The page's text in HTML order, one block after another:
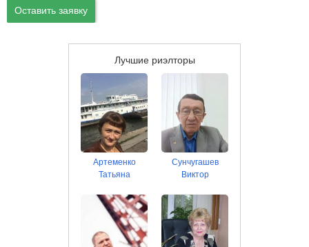
Оставить заявку
Лучшие риэлторы
Артеменко
Татьяна
Сунчугашев
Виктор